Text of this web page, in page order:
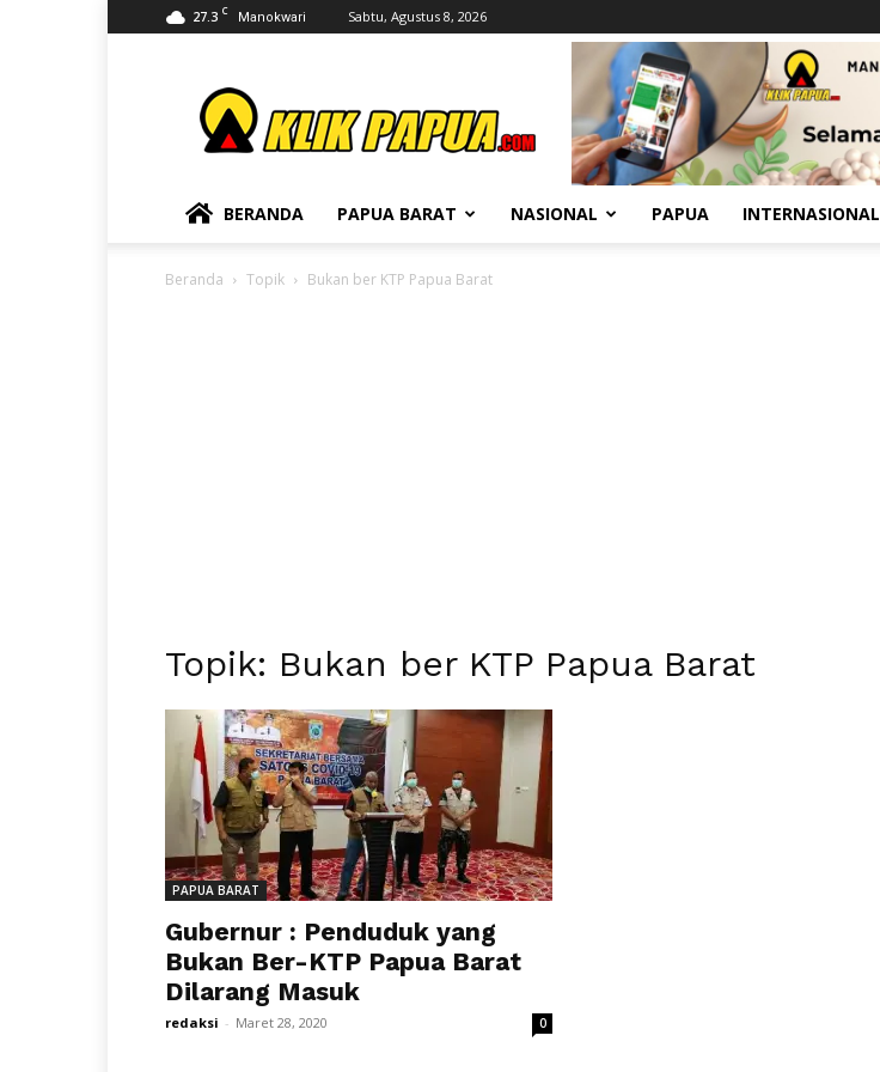
27.3 C Manokwari Sabtu, Agustus 8, 2026
BERANDA PAPUA BARAT NASIONAL PAPUA INTERNASIONAL
Beranda Topik Bukan ber KTP Papua Barat
Topik: Bukan ber KTP Papua Barat
PAPUA BARAT
Gubernur : Penduduk yang
Bukan Ber-KTP Papua Barat
Dilarang Masuk
redaksi - Maret 28, 2020 0